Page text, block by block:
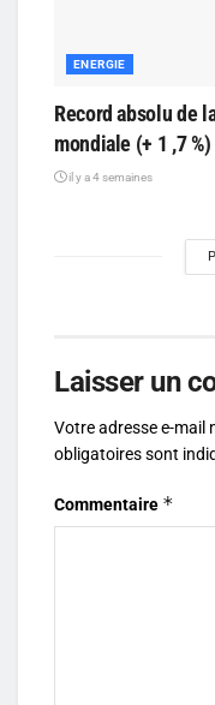
ENERGIE
Record absolu de
mondiale (+ 1 ,7 %)
il y a 4 semaines
Laisser un
Votre adresse e-mail
obligatoires sont
Commentaire *